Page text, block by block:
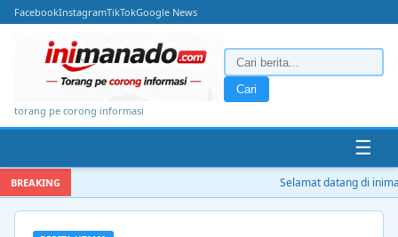
FacebookInstagramTikTokGoogle News
torang pe corong informasi
Cari
☰
BREAKING Selamat datang di